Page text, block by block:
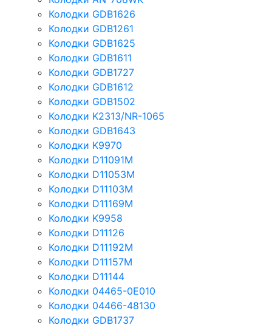
Колодки GDB1626
Колодки GDB1261
Колодки GDB1625
Колодки GDB1611
Колодки GDB1727
Колодки GDB1612
Колодки GDB1502
Колодки K2313/NR-1065
Колодки GDB1643
Колодки K9970
Колодки D11091M
Колодки D11053M
Колодки D11103M
Колодки D11169M
Колодки K9958
Колодки D11126
Колодки D11192M
Колодки D11157M
Колодки D11144
Колодки 04465-0E010
Колодки 04466-48130
Колодки GDB1737